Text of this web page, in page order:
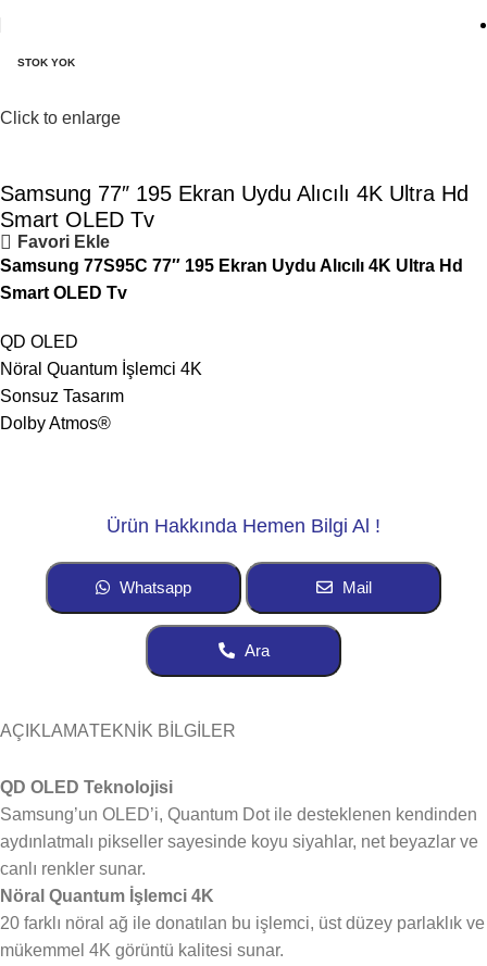
STOK YOK
Click to enlarge
Samsung 77″ 195 Ekran Uydu Alıcılı 4K Ultra Hd
Smart OLED Tv
Favori Ekle
Samsung 77S95C 77″ 195 Ekran Uydu Alıcılı 4K Ultra Hd
Smart OLED Tv
QD OLED
Nöral Quantum İşlemci 4K
Sonsuz Tasarım
Dolby Atmos®
Ürün Hakkında Hemen Bilgi Al !
Whatsapp Mail
Ara
AÇIKLAMATEKNİK BİLGİLER
QD OLED Teknolojisi
Samsung’un OLED’i, Quantum Dot ile desteklenen kendinden
aydınlatmalı pikseller sayesinde koyu siyahlar, net beyazlar ve
canlı renkler sunar.
Nöral Quantum İşlemci 4K
20 farklı nöral ağ ile donatılan bu işlemci, üst düzey parlaklık ve
mükemmel 4K görüntü kalitesi sunar.